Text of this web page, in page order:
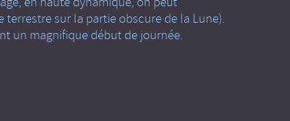
sur la partie obscure de la Lune).
un magnifique début de journée.